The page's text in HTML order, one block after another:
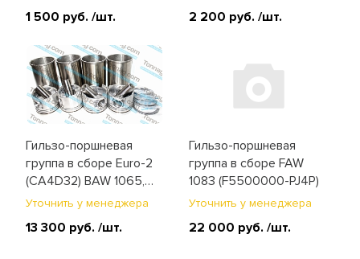
1 500 руб. /шт. 2 200 руб. /шт.
Гильзо-поршневая
группа в сборе Euro-2
(CA4D32) BAW 1065,
FAW 1031, 1041
Уточнить у менеджера
13 300 руб. /шт.
Гильзо-поршневая
группа в сборе FAW
1083 (F5500000-PJ4P)
Уточнить у менеджера
22 000 руб. /шт.